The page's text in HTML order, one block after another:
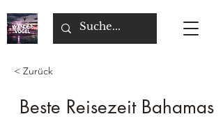
< Zurück
Beste Reisezeit Bahamas